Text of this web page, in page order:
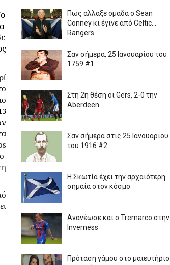
Πως άλλαξε ομάδα ο Sean
Conney κι έγινε από Celtic...
Rangers
Σαν σήμερα, 25 Ιανουαρίου του
1759 #1
Στη 2η θέση οι Gers, 2-0 την
Aberdeen
Σαν σήμερα στις 25 Ιανουαρίου
του 1916 #2
Η Σκωτία έχει την αρχαιότερη
σημαία στον κόσμο
Ανανέωσε και ο Tremarco στην
Inverness
Πρόταση γάμου στο μαιευτήριο